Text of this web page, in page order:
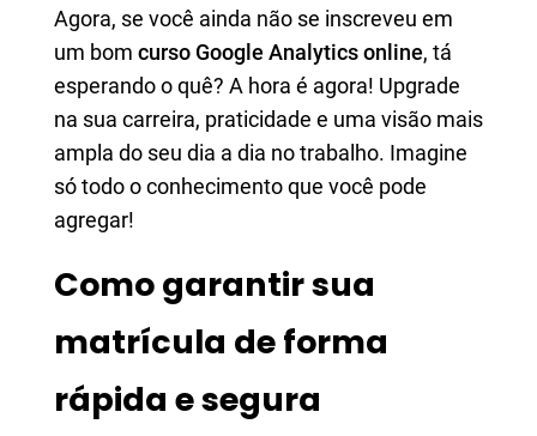
Agora, se você ainda não se inscreveu em
um bom curso Google Analytics online, tá
esperando o quê? A hora é agora! Upgrade
na sua carreira, praticidade e uma visão mais
ampla do seu dia a dia no trabalho. Imagine
só todo o conhecimento que você pode
agregar!
Como garantir sua
matrícula de forma
rápida e segura